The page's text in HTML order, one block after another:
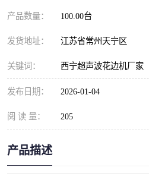
产品数量： 100.00台
发货地址： 江苏省常州天宁区
关键词： 西宁超声波花边机厂家
发布日期： 2026-01-04
阅 读 量： 205
产品描述